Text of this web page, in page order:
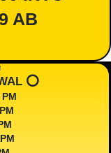
AB
⭕️
PM